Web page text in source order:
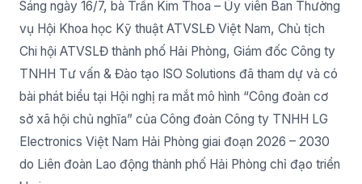
Sáng ngày 16/7, bà Trần Kim Thoa – Ủy viên Ban Thường
vụ Hội Khoa học Kỹ thuật ATVSLĐ Việt Nam, Chủ tịch
Chi hội ATVSLĐ thành phố Hải Phòng, Giám đốc Công ty
TNHH Tư vấn & Đào tạo ISO Solutions đã tham dự và có
bài phát biểu tại Hội nghị ra mắt mô hình “Công đoàn cơ
sở xã hội chủ nghĩa” của Công đoàn Công ty TNHH LG
Electronics Việt Nam Hải Phòng giai đoạn 2026 – 2030
do Liên đoàn Lao động thành phố Hải Phòng chỉ đạo triển